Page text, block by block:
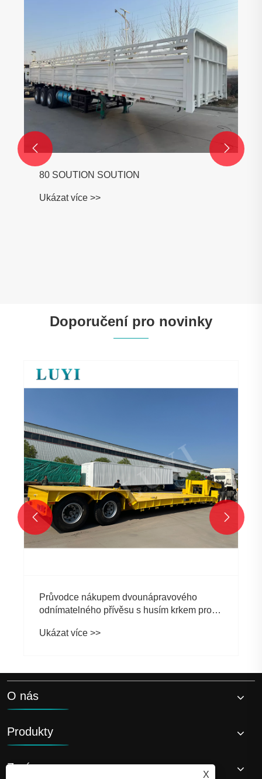
80 SOUTION SOUTION
Ukázat více >>
 
Doporučení pro novinky
Průvodce nákupem dvounápravového
odnímatelného přívěsu s husím krkem pro
Ukázat více >>
 
O nás
Produkty
Zprávy
X